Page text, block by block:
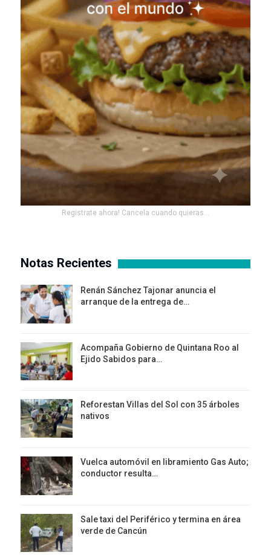
Registrate ahora! Cancela cuando quieras...
Notas Recientes
Renán Sánchez Tajonar anuncia el
arranque de la entrega de…
Acompaña Gobierno de Quintana Roo al
Ejido Sabidos para…
Reforestan Villas del Sol con 35 árboles
nativos
Vuelca automóvil en libramiento Gas Auto;
conductor resulta…
Sale taxi del Periférico y termina en área
verde de Cancún